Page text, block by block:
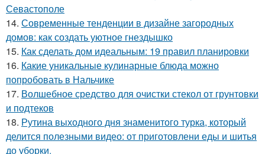
Севастополе
14. Современные тенденции в дизайне загородных
домов: как создать уютное гнездышко
15. Как сделать дом идеальным: 19 правил планировки
16. Какие уникальные кулинарные блюда можно
попробовать в Нальчике
17. Волшебное средство для очистки стекол от грунтовки
и подтеков
18. Рутина выходного дня знаменитого турка, который
делится полезными видео: от приготовлени еды и шитья
до уборки.